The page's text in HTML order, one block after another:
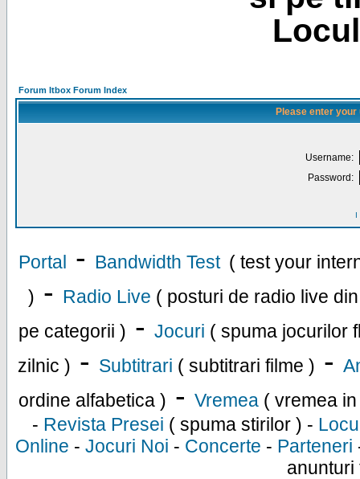
Forum Itbox Forum Index
Please enter
Username:
Password:
I
Portal - Bandwidth Test ( test your
) - Radio Live ( posturi de radio live
pe categorii ) - Jocuri ( spuma jocurilor
zilnic ) - Subtitrari ( subtitrari filme ) -
ordine alfabetica ) - Vremea ( vremea
- Revista Presei ( spuma stirilor ) -
Online - Jocuri Noi - Concerte - Parteneri
anunturi